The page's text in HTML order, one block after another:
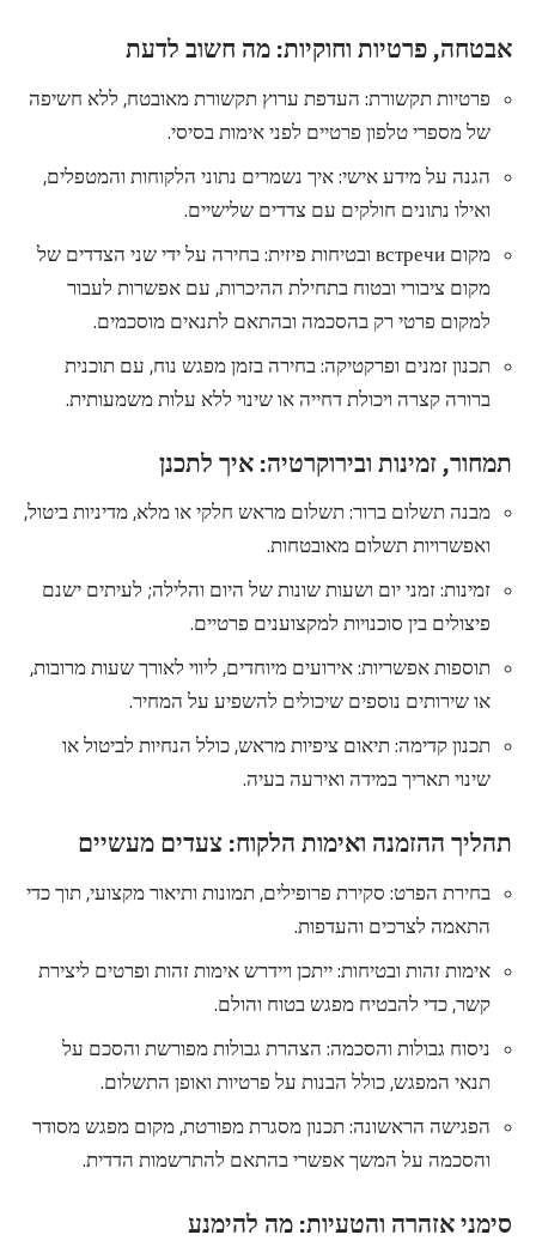
אבטחה, פרטיות וחוקיות: מה חשוב לדעת
פרטיות תקשורת: העדפת ערוץ תקשורת מאובטח, ללא חשיפה
של מספרי טלפון פרטיים לפני אימות בסיסי.
הגנה על מידע אישי: איך נשמרים נתוני הלקוחות והמטפלים,
ואילו נתונים חולקים עם צדדים שלישיים.
מקום встречи ובטיחות פיזית: בחירה על ידי שני הצדדים של
מקום ציבורי ובטוח בתחילת ההיכרות, עם אפשרות לעבור
למקום פרטי רק בהסכמה ובהתאם לתנאים מוסכמים.
תכנון זמנים ופרקטיקה: בחירה בזמן מפגש נוח, עם תוכנית
ברורה קצרה ויכולת דחייה או שינוי ללא עלות משמעותית.
תמחור, זמינות ובירוקרטיה: איך לתכנן
מבנה תשלום ברור: תשלום מראש חלקי או מלא, מדיניות ביטול,
ואפשרויות תשלום מאובטחות.
זמינות: זמני יום ושעות שונות של היום והלילה; לעיתים ישנם
פיצולים בין סוכנויות למקצוענים פרטיים.
תוספות אפשריות: אירועים מיוחדים, ליווי לאורך שעות מרובות,
או שירותים נוספים שיכולים להשפיע על המחיר.
תכנון קדימה: תיאום ציפיות מראש, כולל הנחיות לביטול או
שינוי תאריך במידה ואירעה בעיה.
תהליך ההזמנה ואימות הלקוח: צעדים מעשיים
בחירת הפרט: סקירת פרופילים, תמונות ותיאור מקצועי, תוך כדי
התאמה לצרכים והעדפות.
אימות זהות ובטיחות: ייתכן ויידרש אימות זהות ופרטים ליצירת
קשר, כדי להבטיח מפגש בטוח והולם.
ניסוח גבולות והסכמה: הצהרת גבולות מפורשת והסכם על
תנאי המפגש, כולל הבנות על פרטיות ואופן התשלום.
הפגישה הראשונה: תכנון מסגרת מפורטת, מקום מפגש מסודר
והסכמה על המשך אפשרי בהתאם להתרשמות הדדית.
סימני אזהרה והטעיות: מה להימנע